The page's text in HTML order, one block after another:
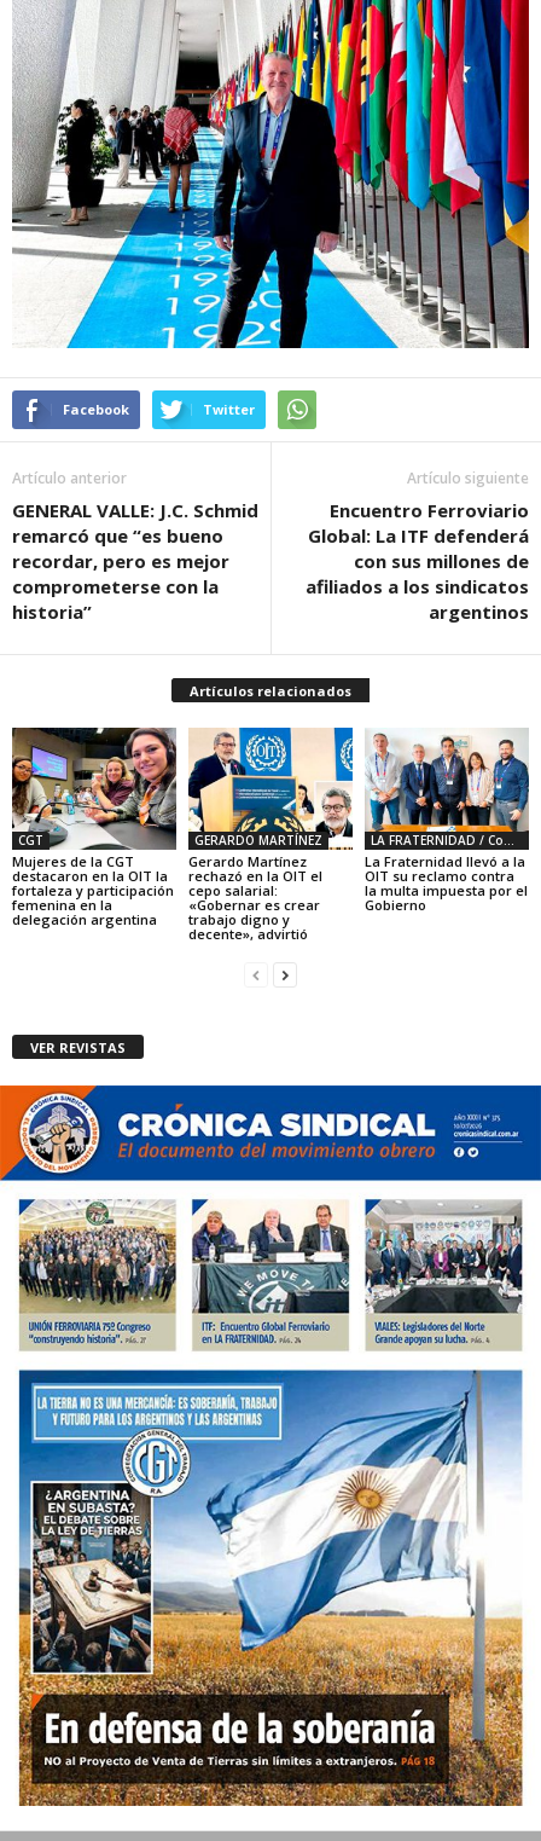
Facebook Twitter
Artículo anterior
GENERAL VALLE: J.C. Schmid
remarcó que “es bueno
recordar, pero es mejor
comprometerse con la
historia”
Artículo siguiente
Encuentro Ferroviario
Global: La ITF defenderá
con sus millones de
afiliados a los sindicatos
argentinos
Artículos relacionados
CGT
Mujeres de la CGT
destacaron en la OIT la
fortaleza y participación
femenina en la
delegación argentina
GERARDO MARTÍNEZ
Gerardo Martínez
rechazó en la OIT el
cepo salarial:
«Gobernar es crear
trabajo digno y
decente», advirtió
LA FRATERNIDAD / Conductores de trenes
La Fraternidad llevó a la
OIT su reclamo contra
la multa impuesta por el
Gobierno
VER REVISTAS